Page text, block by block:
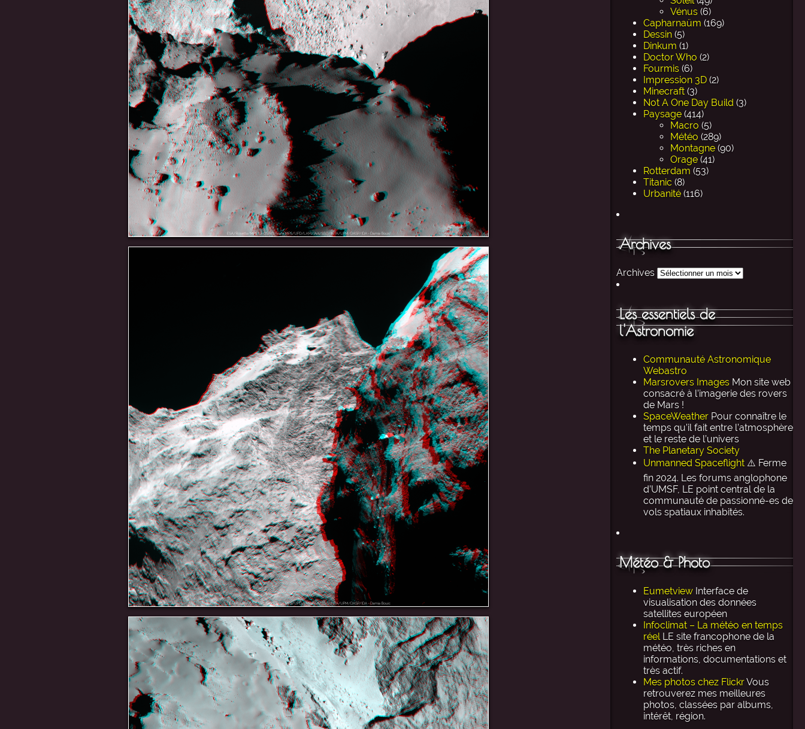
Vénus (6)
Capharnaüm (169)
Dessin (5)
Dinkum (1)
Doctor Who (2)
Fourmis (6)
Impression 3D (2)
Minecraft (3)
Not A One Day Build (3)
Paysage (414)
Macro (5)
Météo (289)
Montagne (90)
Orage (41)
Rotterdam (53)
Titanic (8)
Urbanité (116)
Archives
Archives
Les essentiels de
l'Astronomie
Communauté Astronomique
Webastro
Marsrovers Images Mon site web
consacré à l’imagerie des rovers
de Mars !
SpaceWeather Pour connaître le
temps qu’il fait entre l’atmosphère
et le reste de l’univers
The Planetary Society
Unmanned Spaceflight ⚠️ Ferme
fin 2024. Les forums anglophone
d’UMSF, LE point central de la
communauté de passionné-es de
vols spatiaux inhabités.
Météo & Photo
Eumetview Interface de
visualisation des données
satellites européen
Infoclimat – La météo en temps
réelLE site francophone de la
météo, très riches en
informations, documentations et
très actif.
Mes photos chez FlickrVous
retrouverez mes meilleures
photos, classées par albums,
intérêt, région.